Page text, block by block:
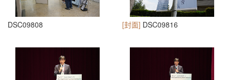
DSC09808 [封面] DSC09816